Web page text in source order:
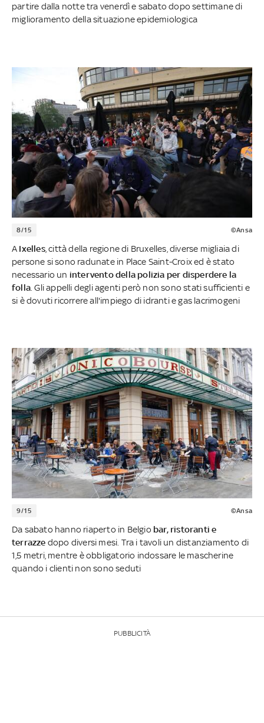
partire dalla notte tra venerdì e sabato dopo settimane di
miglioramento della situazione epidemiologica
8/15 ©Ansa
A Ixelles, città della regione di Bruxelles, diverse migliaia di
persone si sono radunate in Place Saint-Croix ed è stato
necessario un intervento della polizia per disperdere la
folla . Gli appelli degli agenti però non sono stati sufficienti e
si è dovuti ricorrere all'impiego di idranti e gas lacrimogeni
9/15 ©Ansa
Da sabato hanno riaperto in Belgio bar, ristoranti e
terrazze dopo diversi mesi. Tra i tavoli un distanziamento di
1,5 metri, mentre è obbligatorio indossare le mascherine
quando i clienti non sono seduti
PUBBLICITÀ